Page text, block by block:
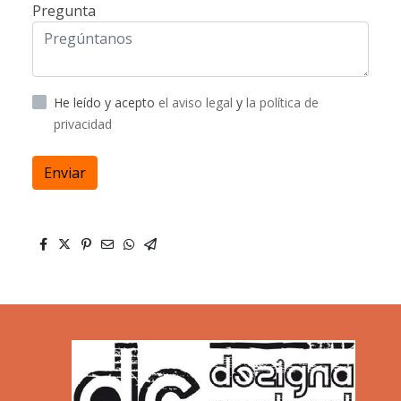
Pregunta
He leído y acepto el aviso legal y la política de
privacidad
Enviar